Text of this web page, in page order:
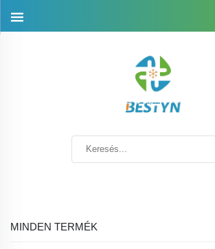
MINDEN TERMÉK